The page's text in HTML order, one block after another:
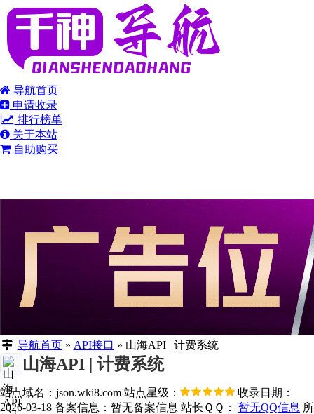
导航首页
申请收录
排行榜单
关于本站
自助购买
导航首页» API接口 » 山海API | 计费系统
山海API | 计费系统
站点域名：json.wki8.com 站点星级：
收录日期：
2026-03-18 备案信息： 暂无备案信息 站长ＱＱ： 暂无QQ信息 所